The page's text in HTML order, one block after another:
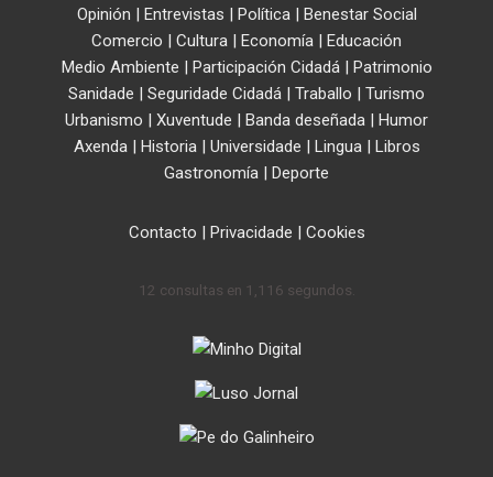
Opinión
Entrevistas Política|
Benestar Social
Comercio
Cultura Economía
Educación
Medio Ambiente
Participación Cidadá|
Patrimonio
Sanidade
Seguridade Cidadá Traballo
Turismo
Urbanismo
Xuventude Banda deseñada
Humor
Axenda| Historia| Universidade Lingua|
Libros
Gastronomía
Deporte
Contacto Privacidade Cookies
12 consultas en 1,116 segundos.